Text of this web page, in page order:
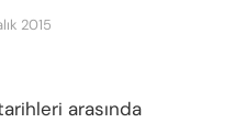
2015
arasında